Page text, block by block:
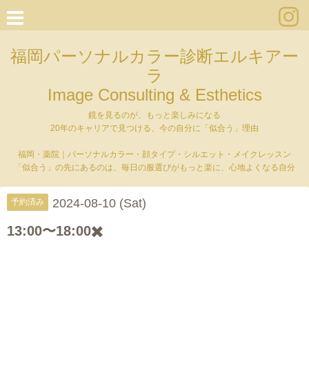
福岡パーソナルカラー診断エルキアー
ラ
Image Consulting & Esthetics
鏡を見るのが、もっと楽しみになる
20年のキャリアで見つける、今の自分に「似合う」理由
福岡・薬院｜パーソナルカラー・顔タイプ・シルエット・メイクレッスン
「似合う」の先にあるのは、毎日の服選びがもっと楽に、心地よくなる自分
予約済み 2024-08-10 (Sat)
13:00〜18:00✖️